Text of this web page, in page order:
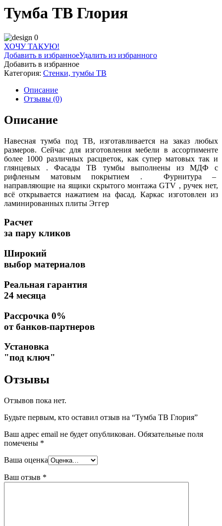
Тумба ТВ Глория
ХОЧУ ТАКУЮ!
Добавить в избранноеУдалить из избранного
Добавить в избранное
Категория: Стенки, тумбы ТВ
Описание
Отзывы (0)
Описание
Навесная тумба под ТВ, изготавливается на заказ любых
размеров. Сейчас для изготовления мебели в ассортименте
более 1000 различных расцветок, как супер матовых так и
глянцевых . Фасады ТВ тумбы выполнены из МДФ с
рифленым матовым покрытием . Фурнитура –
направляющие на ящики скрытого монтажа GTV , ручек нет,
всё открывается нажатием на фасад. Каркас изготовлен из
ламинированных плиты Эггер
Расчет
за пару кликов
Широкий
выбор материалов
Реальная гарантия
24 месяца
Рассрочка 0%
от банков-партнеров
Установка
"под ключ"
Отзывы
Отзывов пока нет.
Будьте первым, кто оставил отзыв на “Тумба ТВ Глория”
Ваш адрес email не будет опубликован. Обязательные поля
помечены *
Ваша оценка
Ваш отзыв *